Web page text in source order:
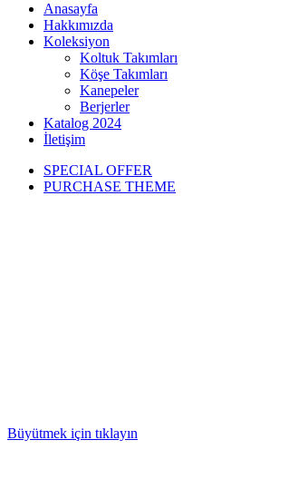
Anasayfa
Hakkımızda
Koleksiyon
Koltuk Takımları
Köşe Takımları
Kanepeler
Berjerler
Katalog 2024
İletişim
SPECIAL OFFER
PURCHASE THEME
Büyütmek için tıklayın